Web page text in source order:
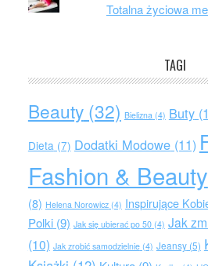
Totalna życiowa
TAGI
Beauty(32) Bielizna(4) Buty
Dieta(7) Dodatki Modowe(11)
Fashion & Beauty
(8) Helena Norowicz(4) Inspirujące
Polki(9) Jak się ubierać po 50(4) Jak
(10) Jak zrobić samodzielnie(4) Jeansy(5)